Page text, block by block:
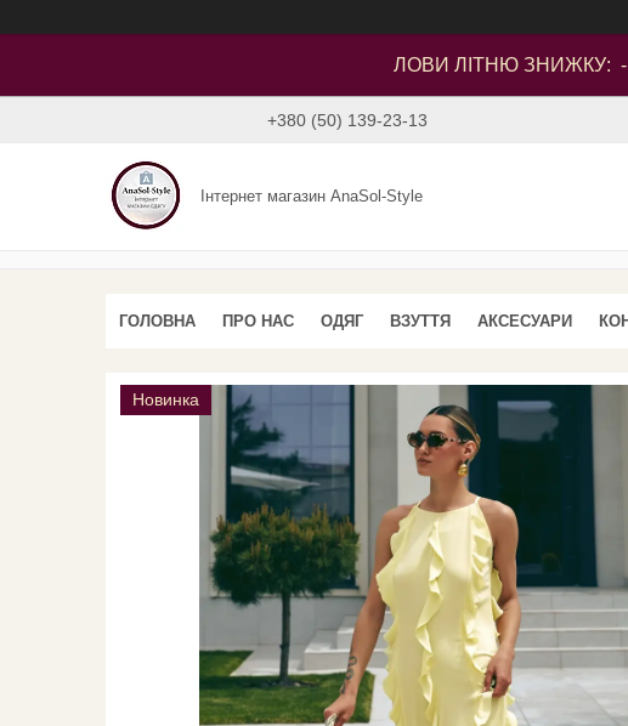
ЛОВИ ЛІТНЮ ЗНИЖКУ: -
+380 (50) 139-23-13
Інтернет магазин AnaSol-Style
ГОЛОВНА ПРО НАС ОДЯГ ВЗУТТЯ АКСЕСУАРИ
Новинка